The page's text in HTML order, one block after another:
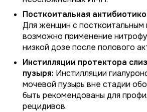
Посткоитальная
Для женщин с посткоитальным
возможно применение
низкой дозе после полового
Инстилляции протектора
пузыря: Инстилляции
мочевой пузырь вне стадии
быть рекомендованы для
рецидивов.